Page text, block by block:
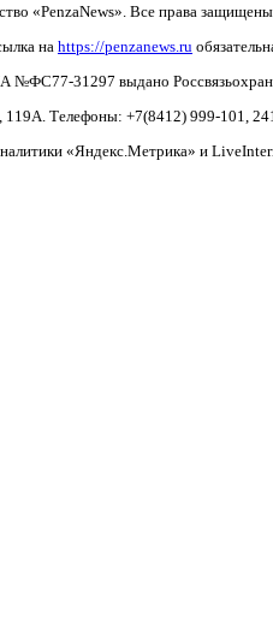
«PenzaNews». Все права
на https://penzanews.ru
№ФС77-31297 выдано
119А. Телефоны: +7(8412) 999-101,
«Яндекс.Метрика» и